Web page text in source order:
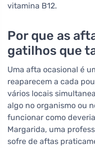
vitamina B12.
Por que as
gatilhos que
Uma afta ocasional é
reaparecem a cada
vários locais
algo no organismo ou
funcionar como
Margarida, uma
sofre de aftas